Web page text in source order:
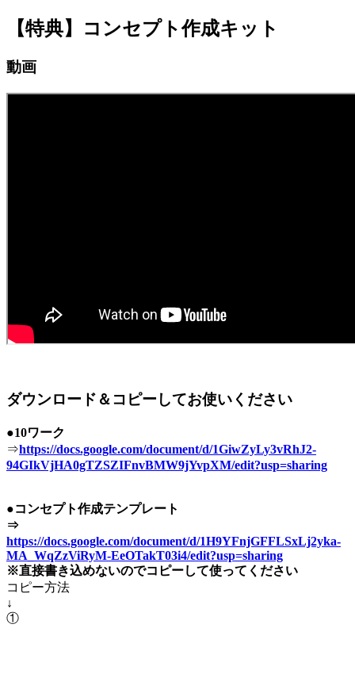
jpca.co
【特典】コンセプト作成キット
動画
ダウンロード＆コピーしてお使いください
●10ワーク
⇒https://docs.google.com/document/d/1GiwZyLy3vRhJ2-
94GIkVjHA0gTZSZIFnvBMW9jYvpXM/edit?usp=sharing
●コンセプト作成テンプレート
⇒
https://docs.google.com/document/d/1H9YFnjGFFLSxLj2yka-
MA_WqZzViRyM-EeOTakT03i4/edit?usp=sharing
※直接書き込めないのでコピーして使ってください
コピー方法
↓
①